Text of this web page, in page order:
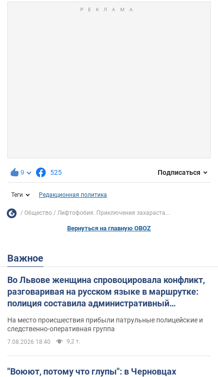
9 525 Подписаться
Теги Редакционная политика
Общество Лифтофобия. Приключения захараста...
Вернуться на главную OBOZ
Важное
Во Львове женщина спровоцировала конфликт,
разговаривая на русском языке в маршрутке:
полиция составила административный
На место происшествия прибыли патрульные полицейские и
следственно-оперативная группа
7.08.2026 18:40 9,2 т.
"Воюют, потому что глупы": в Черновцах